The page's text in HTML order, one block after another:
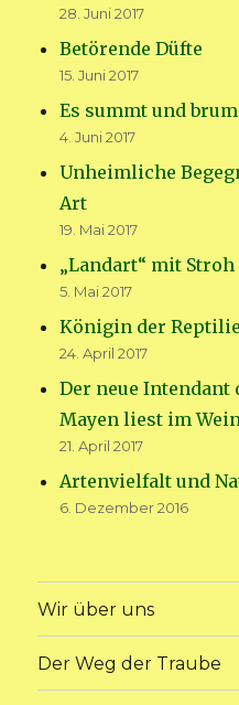
28. Juni 2017
Betörende Düfte
15. Juni 2017
Es summt und
4. Juni 2017
Unheimliche
Art
19. Mai 2017
„Landart“ mit
5. Mai 2017
Königin der
24. April 2017
Der neue
Mayen liest im
21. April 2017
Artenvielfalt und
6. Dezember 2016
Wir über uns
Der Weg der Traube